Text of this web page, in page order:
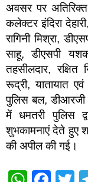
अवसर पर
कलेक्टर इंदिरा
रागिनी मिश्रा,
साहू, डीएसपी
तहसीलदार, रक्षित
रूद्री, यातायात
पुलिस बल, डीआरजी
में धमतरी पुलिस
शुभकामनाएं देते हुए
की अपील की गई।